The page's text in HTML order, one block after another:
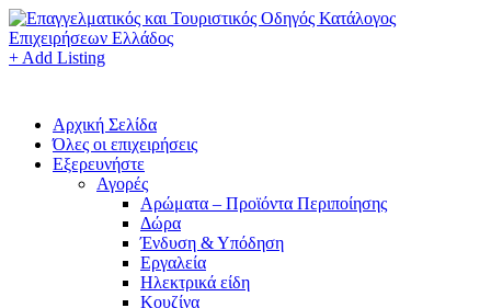
+ Add Listing
Αρχική Σελίδα
Όλες οι επιχειρήσεις
Εξερευνήστε
Αγορές
Αρώματα – Προϊόντα Περιποίησης
Δώρα
Ένδυση & Υπόδηση
Εργαλεία
Ηλεκτρικά είδη
Κουζίνα